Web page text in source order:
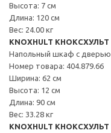
Высота: 7 см
Длина: 120 см
Вес: 24.00 кг
KNOXHULT КНОКСХУЛЬТ
Напольный шкаф с дверью
Номер товара: 404.879.66
Ширина: 62 см
Высота: 12 см
Длина: 90 см
Вес: 33.28 кг
KNOXHULT КНОКСХУЛЬТ